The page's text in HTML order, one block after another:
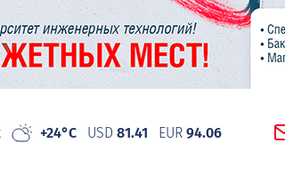
+24°C USD 81.41 EUR 94.06